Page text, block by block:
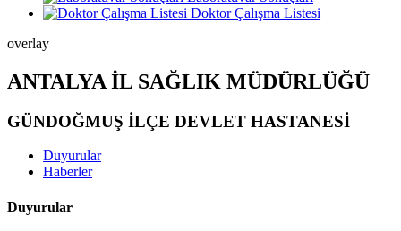
Doktor Çalışma Listesi
overlay
ANTALYA İL SAĞLIK MÜDÜRLÜĞÜ
GÜNDOĞMUŞ İLÇE DEVLET HASTANESİ
Duyurular
Haberler
Duyurular